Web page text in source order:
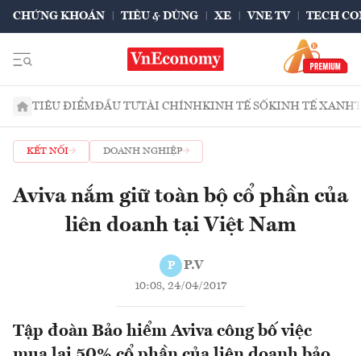
CHỨNG KHOÁN TIÊU & DÙNG XE VNE TV TECH
TIÊU ĐIỂMĐẦU TƯTÀI CHÍNHKINH TẾ SỐKINH TẾ XANH
KẾT NỐI DOANH NGHIỆP
Aviva nắm giữ toàn bộ cổ phần của
liên doanh tại Việt Nam
P P.V
10:08, 24/04/2017
Tập đoàn Bảo hiểm Aviva công bố việc